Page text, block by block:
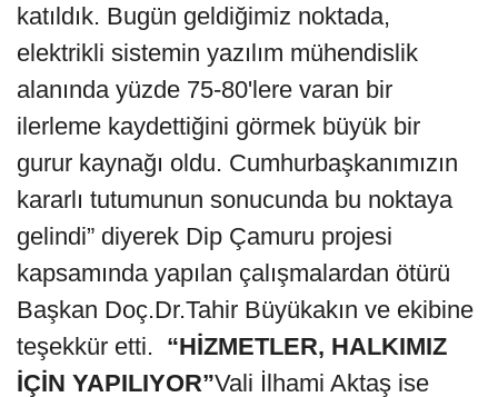
katıldık. Bugün geldiğimiz noktada,
elektrikli sistemin yazılım mühendislik
alanında yüzde 75-80'lere varan bir
ilerleme kaydettiğini görmek büyük bir
gurur kaynağı oldu. Cumhurbaşkanımızın
kararlı tutumunun sonucunda bu noktaya
gelindi” diyerek Dip Çamuru projesi
kapsamında yapılan çalışmalardan ötürü
Başkan Doç.Dr.Tahir Büyükakın ve ekibine
teşekkür etti. “HİZMETLER, HALKIMIZ
İÇİN YAPILIYOR”Vali İlhami Aktaş ise